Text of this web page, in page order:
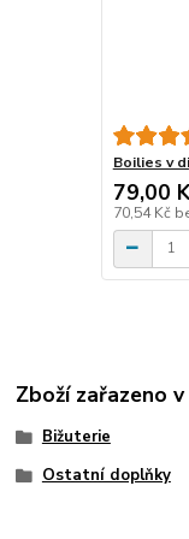
Boilies v
79,00
70,54 Kč
Zboží zařazeno
Bižuterie
Ostatní doplňky